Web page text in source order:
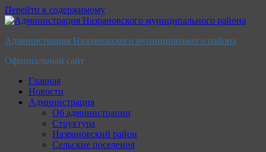
Перейти к содержимому
Администрация Назрановского муниципального района
Официальный сайт
Главная
Новости
Администрация
Об администрации
Структура
Назрановский район
Сельские поселения